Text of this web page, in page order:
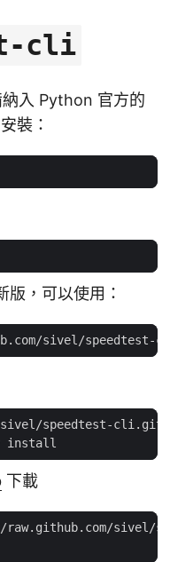
cli
納入 Python 官方的
安裝：
，可以使用：
下載